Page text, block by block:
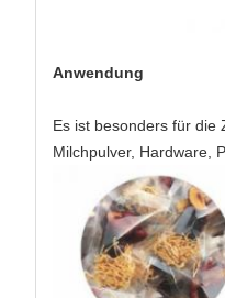
Anwendung
Es ist besonders für die
Milchpulver, Hardware,